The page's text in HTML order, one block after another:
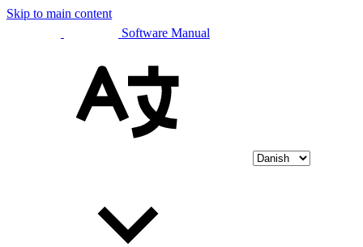
Skip to main content
Software Manual